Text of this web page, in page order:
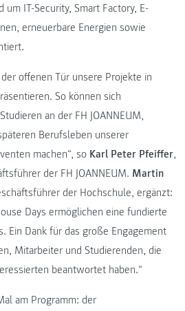
IT-Security, Smart Factory, E-
erneuerbare Energien sowie
offenen Tür unsere Projekte in
So können sich
an der FH JOANNEUM,
Berufsleben unserer
machen“, so Karl Peter Pfeiffer,
der FH JOANNEUM. Martin
der Hochschule, ergänzt:
Days ermöglichen eine fundierte
Ein Dank für das große Engagement
Mitarbeiter und Studierenden, die
beantwortet haben.“
am Programm: der